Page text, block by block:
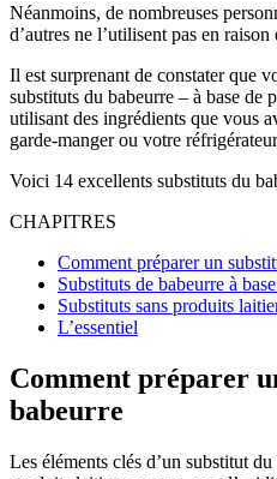
Néanmoins, de nombreuses
d’autres ne l’utilisent pas en
Il est surprenant de constater que
substituts du babeurre – à base de
utilisant des ingrédients que vous
garde-manger ou votre
Voici 14 excellents substituts du
CHAPITRES
Comment préparer un
Substituts de babeurre à
Substituts sans produits
L’essentiel
Comment préparer
babeurre
Les éléments clés d’un substitut